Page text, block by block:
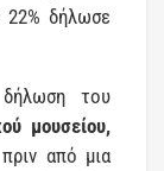
22% δήλωσε
δήλωση του
μουσείου,
από μια